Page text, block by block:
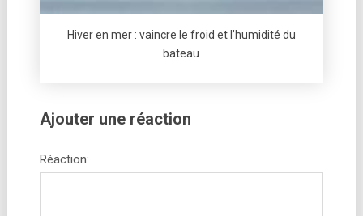
Hiver en mer : vaincre le froid et l’humidité du
bateau
Ajouter une réaction
Réaction: